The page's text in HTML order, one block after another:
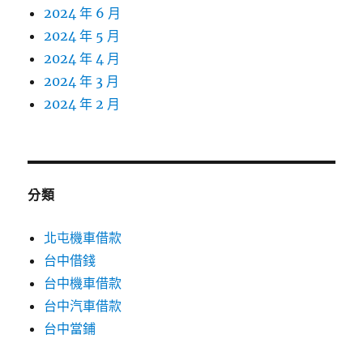
2024 年 6 月
2024 年 5 月
2024 年 4 月
2024 年 3 月
2024 年 2 月
分類
北屯機車借款
台中借錢
台中機車借款
台中汽車借款
台中當鋪